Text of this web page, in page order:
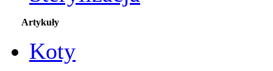
Artykuły
Koty